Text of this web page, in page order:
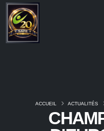
ACCUEIL ACTUALITÉS